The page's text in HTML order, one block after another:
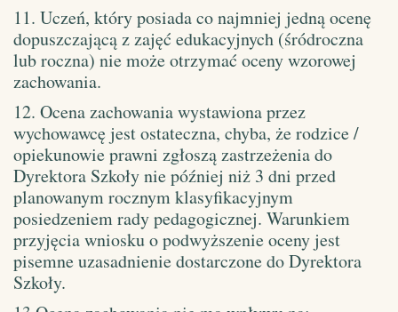
11. Uczeń, który posiada co najmniej jedną ocenę
dopuszczającą z zajęć edukacyjnych (śródroczna
lub roczna) nie może otrzymać oceny wzorowej
zachowania.
12. Ocena zachowania wystawiona przez
wychowawcę jest ostateczna, chyba, że rodzice /
opiekunowie prawni zgłoszą zastrzeżenia do
Dyrektora Szkoły nie później niż 3 dni przed
planowanym rocznym klasyfikacyjnym
posiedzeniem rady pedagogicznej. Warunkiem
przyjęcia wniosku o podwyższenie oceny jest
pisemne uzasadnienie dostarczone do Dyrektora
Szkoły.